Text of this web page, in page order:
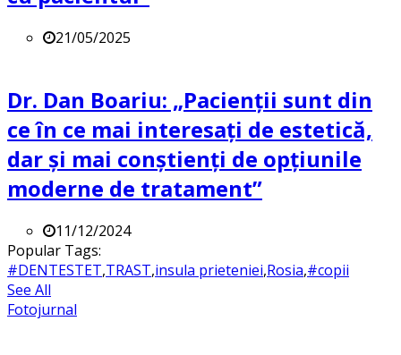
21/05/2025
Dr. Dan Boariu: „Pacienții sunt din
ce în ce mai interesați de estetică,
dar și mai conștienți de opțiunile
moderne de tratament”
11/12/2024
Popular Tags:
#DENTESTET,TRAST,insula prieteniei,Rosia,#copii
See All
Fotojurnal